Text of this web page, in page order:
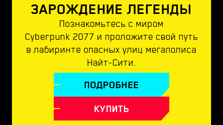
ЗАРОЖДЕНИЕ ЛЕГЕНДЫ
Познакомьтесь с миром
Cyberpunk 2077 и проложите свой путь
в лабиринте опасных улиц мегаполиса
Найт-Сити.
ПОДРОБНЕЕ
КУПИТЬ